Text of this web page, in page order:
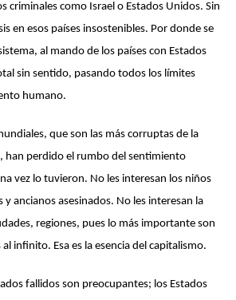
criminales como Israel o Estados Unidos. Sin
en esos países insostenibles. Por donde se
al mando de los países con Estados
sin sentido, pasando todos los límites
humano.
que son las más corruptas de la
han perdido el rumbo del sentimiento
vez lo tuvieron. No les interesan los niños
y ancianos asesinados. No les interesan la
regiones, pues lo más importante son
infinito. Esa es la esencia del capitalismo.
fallidos son preocupantes; los Estados